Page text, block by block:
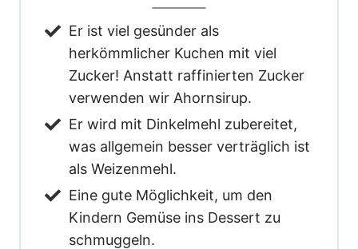
Er ist viel gesünder als
herkömmlicher Kuchen mit viel
Zucker! Anstatt raffinierten Zucker
verwenden wir Ahornsirup.
Er wird mit Dinkelmehl zubereitet,
was allgemein besser verträglich ist
als Weizenmehl.
Eine gute Möglichkeit, um den
Kindern Gemüse ins Dessert zu
schmuggeln.